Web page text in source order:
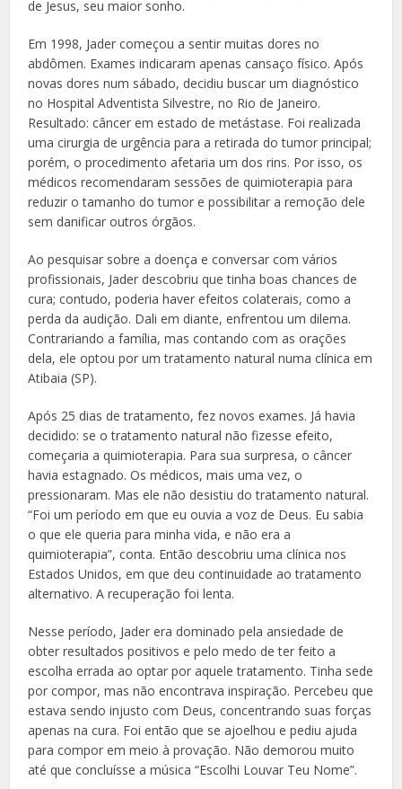
de Jesus, seu maior sonho.
Em 1998, Jader começou a sentir muitas dores no
abdômen. Exames indicaram apenas cansaço físico. Após
novas dores num sábado, decidiu buscar um diagnóstico
no Hospital Adventista Silvestre, no Rio de Janeiro.
Resultado: câncer em estado de metástase. Foi realizada
uma cirurgia de urgência para a retirada do tumor principal;
porém, o procedimento afetaria um dos rins. Por isso, os
médicos recomendaram sessões de quimioterapia para
reduzir o tamanho do tumor e possibilitar a remoção dele
sem danificar outros órgãos.
Ao pesquisar sobre a doença e conversar com vários
profissionais, Jader descobriu que tinha boas chances de
cura; contudo, poderia haver efeitos colaterais, como a
perda da audição. Dali em diante, enfrentou um dilema.
Contrariando a família, mas contando com as orações
dela, ele optou por um tratamento natural numa clínica em
Atibaia (SP).
Após 25 dias de tratamento, fez novos exames. Já havia
decidido: se o tratamento natural não fizesse efeito,
começaria a quimioterapia. Para sua surpresa, o câncer
havia estagnado. Os médicos, mais uma vez, o
pressionaram. Mas ele não desistiu do tratamento natural.
“Foi um período em que eu ouvia a voz de Deus. Eu sabia
o que ele queria para minha vida, e não era a
quimioterapia”, conta. Então descobriu uma clínica nos
Estados Unidos, em que deu continuidade ao tratamento
alternativo. A recuperação foi lenta.
Nesse período, Jader era dominado pela ansiedade de
obter resultados positivos e pelo medo de ter feito a
escolha errada ao optar por aquele tratamento. Tinha sede
por compor, mas não encontrava inspiração. Percebeu que
estava sendo injusto com Deus, concentrando suas forças
apenas na cura. Foi então que se ajoelhou e pediu ajuda
para compor em meio à provação. Não demorou muito
até que concluísse a música “Escolhi Louvar Teu Nome”.